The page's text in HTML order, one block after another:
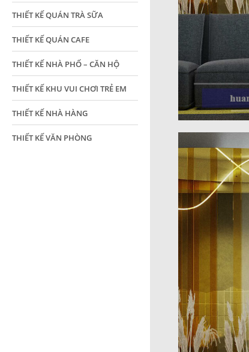
THIẾT KẾ QUÁN TRÀ SỮA
THIẾT KẾ QUÁN CAFE
THIẾT KẾ NHÀ PHỐ – CĂN HỘ
THIẾT KẾ KHU VUI CHƠI TRẺ EM
THIẾT KẾ NHÀ HÀNG
THIẾT KẾ VĂN PHÒNG